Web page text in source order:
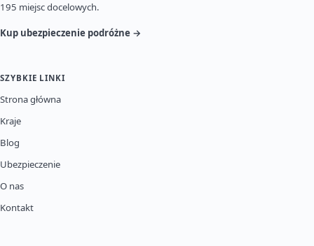
195 miejsc docelowych.
Kup ubezpieczenie podróżne →
SZYBKIE LINKI
Strona główna
Kraje
Blog
Ubezpieczenie
O nas
Kontakt